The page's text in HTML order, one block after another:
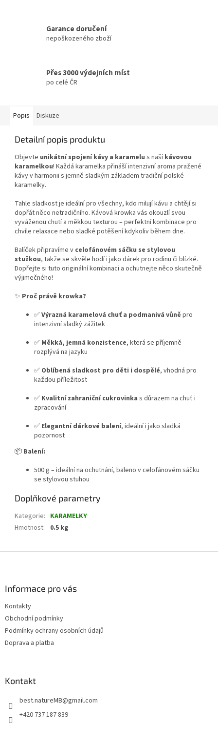
Garance doručení
nepoškozeného zboží
Přes 3000 výdejních míst
po celé ČR
Popis Diskuze
Detailní popis produktu
Objevte unikátní spojení kávy a karamelu s naší kávovou
karamelkou! Každá karamelka přináší intenzivní aroma pražené
kávy v harmonii s jemně sladkým základem tradiční polské
karamelky.
Tahle sladkost je ideální pro všechny, kdo milují kávu a chtějí si
dopřát něco netradičního. Kávová krowka vás okouzlí svou
vyváženou chutí a měkkou texturou – perfektní kombinace pro
chvíle relaxace nebo sladké potěšení kdykoliv během dne.
Balíček připravíme v celofánovém sáčku se stylovou
stužkou, takže se skvěle hodí i jako dárek pro rodinu či blízké.
Dopřejte si tuto originální kombinaci a ochutnejte něco skutečně
výjimečného!
✨ Proč právě krowka?
✅Výrazná karamelová chuť a podmanivá vůně pro
intenzivní sladký zážitek
✅ Měkká, jemná konzistence, která se příjemně
rozplývá na jazyku
✅ Oblíbená sladkost pro děti i dospělé, vhodná pro
každou příležitost
✅ Kvalitní zahraniční cukrovinka s důrazem na chuť i
zpracování
✅ Elegantní dárkové balení, ideální i jako sladká
pozornost
📦 Balení:
500 g – ideální na ochutnání, baleno v celofánovém sáčku
se stylovou stuhou
Doplňkové parametry
Kategorie: KARAMELKY
Hmotnost: 0.5 kg
Informace pro vás
Kontakty
Obchodní podmínky
Podmínky ochrany osobních údajů
Doprava a platba
Kontakt
best.natureMB@gmail.com
+420 737 187 839